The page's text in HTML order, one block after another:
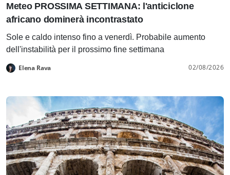
Meteo PROSSIMA SETTIMANA: l'anticiclone
africano dominerà incontrastato
Sole e caldo intenso fino a venerdì. Probabile aumento
dell'instabilità per il prossimo fine settimana
Elena Rava 02/08/2026